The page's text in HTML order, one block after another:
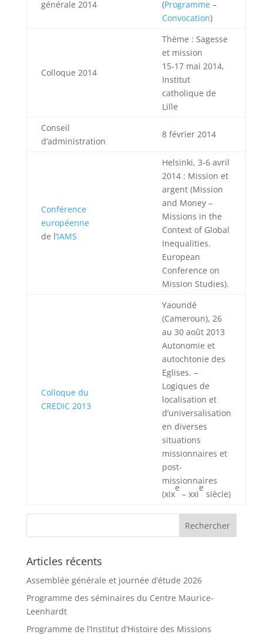
générale 2014 (Programme–
Convocation)
Colloque 2014
Thème : Sagesse
et mission
15-17 mai 2014,
Institut
catholique de
Lille
Conseil
d’administration
8 février 2014
Conférence
européenne
de l’IAMS
Helsinki, 3-6 avril
2014 : Mission et
argent (Mission
and Money –
Missions in the
Context of Global
Inequalities.
European
Conference on
Mission Studies).
Colloque du
CREDIC 2013
Yaoundé
(Cameroun), 26
au 30 août 2013
Autonomie et
autochtonie des
Eglises. –
Logiques de
localisation et
d’universalisation
en diverses
situations
missionnaires et
post-​
missionnaires
(xix
e
– xxi
e
siècle)
Articles récents
Assemblée générale et journée d’étude 2026
Programme des séminaires du Centre Maurice-
Leenhardt
Programme de l’Institut d’Histoire des Missions